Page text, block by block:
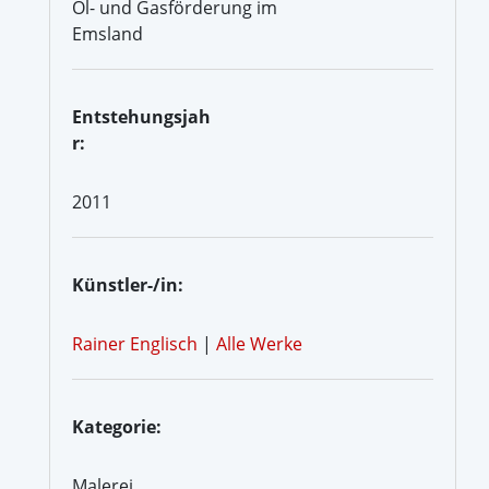
Öl- und Gasförderung im
Emsland
Entstehungsjah
r:
2011
Künstler-/in:
Rainer Englisch | Alle Werke
Kategorie: